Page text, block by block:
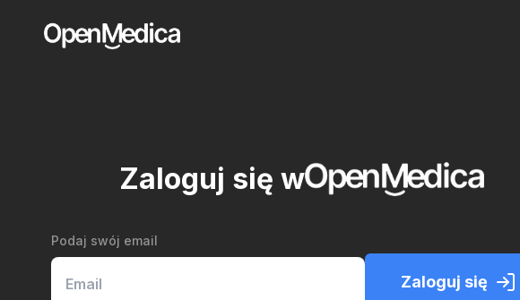
Zaloguj się w
Podaj swój email
Zaloguj się